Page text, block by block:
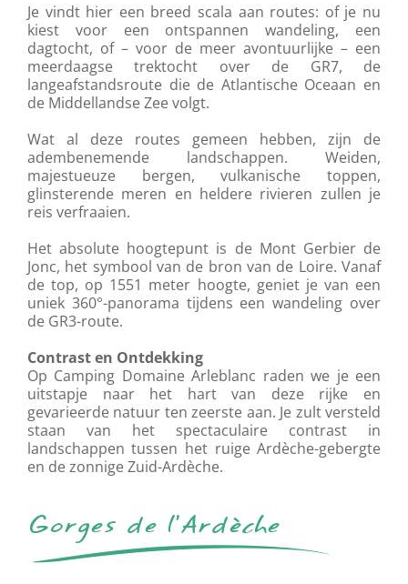
Je vindt hier een breed scala aan routes: of je nu
kiest voor een ontspannen wandeling, een
dagtocht, of – voor de meer avontuurlijke – een
meerdaagse trektocht over de GR7, de
langeafstandsroute die de Atlantische Oceaan en
de Middellandse Zee volgt.
Wat al deze routes gemeen hebben, zijn de
adembenemende landschappen. Weiden,
majestueuze bergen, vulkanische toppen,
glinsterende meren en heldere rivieren zullen je
reis verfraaien.
Het absolute hoogtepunt is de Mont Gerbier de
Jonc, het symbool van de bron van de Loire. Vanaf
de top, op 1551 meter hoogte, geniet je van een
uniek 360°-panorama tijdens een wandeling over
de GR3-route.
Contrast en Ontdekking
Op Camping Domaine Arleblanc raden we je een
uitstapje naar het hart van deze rijke en
gevarieerde natuur ten zeerste aan. Je zult versteld
staan van het spectaculaire contrast in
landschappen tussen het ruige Ardèche-gebergte
en de zonnige Zuid-Ardèche.
Gorges de l’Ardèche